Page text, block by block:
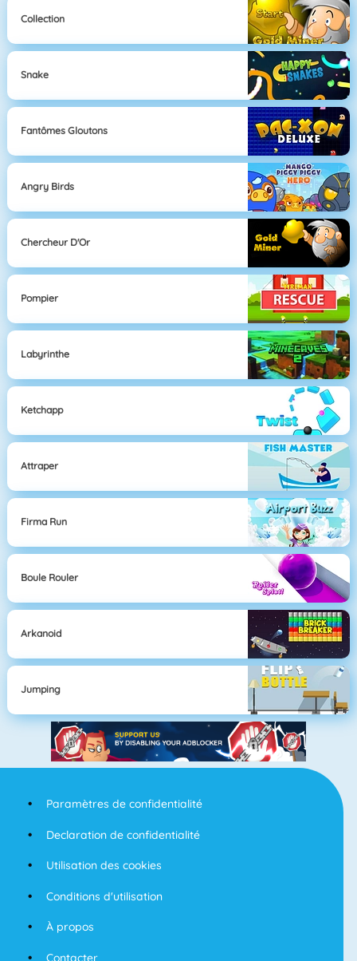
Collection
Snake
Fantômes Gloutons
Angry Birds
Chercheur D'Or
Pompier
Labyrinthe
Ketchapp
Attraper
Firma Run
Boule Rouler
Arkanoid
Jumping
Paramètres de confidentialité
Declaration de confidentialité
Utilisation des cookies
Conditions d'utilisation
À propos
Contacter